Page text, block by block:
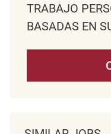
TRABAJO
BASADAS EN